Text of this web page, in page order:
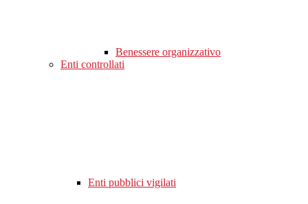
Benessere organizzativo
Enti controllati
Enti pubblici vigilati